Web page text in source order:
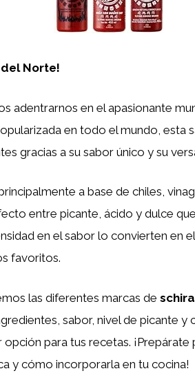
del Norte!
adentrarnos en el apasionante
en todo el mundo, esta
gracias a su sabor único y su
a base de chiles,
entre picante, ácido y dulce
en el sabor lo convierten en
favoritos.
las diferentes marcas de
sabor, nivel de picante y
para tus recetas.
y cómo incorporarla en tu cocina!